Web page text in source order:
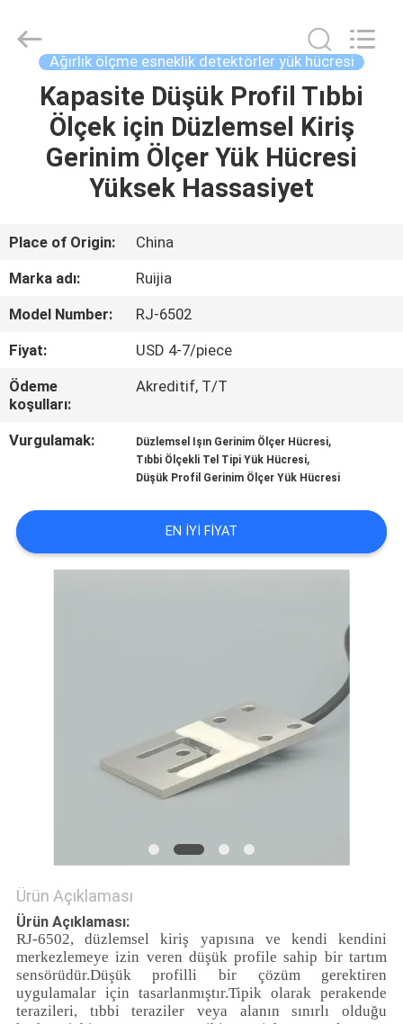
ÜRÜNLER
HAKKIMIZDA
FABRIKA
TURU
KALITE
KONTROL
ULAŞIN
Measurement
Instruments
Ağırlık ölçme esneklik detektörler yük hücresi
Kapasite Düşük Profil Tıbbi
Ölçek için Düzlemsel Kiriş
Gerinim Ölçer Yük Hücresi
Yüksek Hassasiyet
Place of Origin:
China
Marka adı:
Ruijia
Model Number:
RJ-6502
Fiyat:
USD 4-7/piece
Ödeme
koşulları:
Akreditif, T/T
Vurgulamak: Düzlemsel Işın Gerinim Ölçer Hücresi,
Tıbbi Ölçekli Tel Tipi Yük Hücresi,
Düşük Profil Gerinim Ölçer Yük Hücresi
EN IYI FIYAT
Ürün Açıklaması
Ürün Açıklaması:
RJ-6502, düzlemsel kiriş yapısına ve kendi kendini
merkezlemeye izin veren düşük profile sahip bir tartım
sensörüdür.Düşük profilli bir çözüm gerektiren
uygulamalar için tasarlanmıştır.Tipik olarak perakende
terazileri, tıbbi teraziler veya alanın sınırlı olduğu